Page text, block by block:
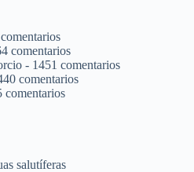
comentarios
- 1451 comentarios
comentarios
comentarios
salutíferas